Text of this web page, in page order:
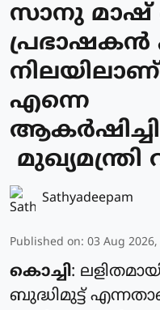
സാനു മാഷ്
പ്രഭാഷകൻ
എന്നെ
Sathyadeepam
Published on: 03 Aug
കൊച്ചി:
ബുദ്ധിമുട്ട്